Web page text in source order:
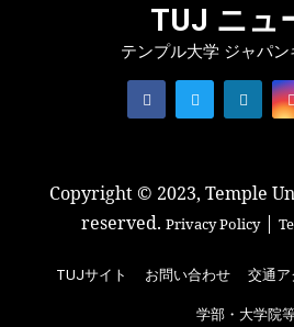
TUJ ニュ
テンプル大学 ジャパン
Copyright © 2023, Temple
reserved. Privacy Policy|
TUJサイト お問い合わせ 交通ア
学部・大学院